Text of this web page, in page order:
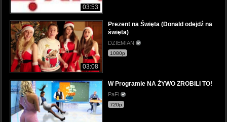
03:53
03:08
Prezent na Święta (Donald odejdź na
święta)
DZIEMIAN
1080p
W Programie NA ŻYWO ZROBILI TO!
PaFi
720p